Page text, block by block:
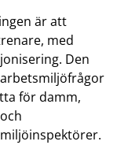
är att
med
Den
för damm,